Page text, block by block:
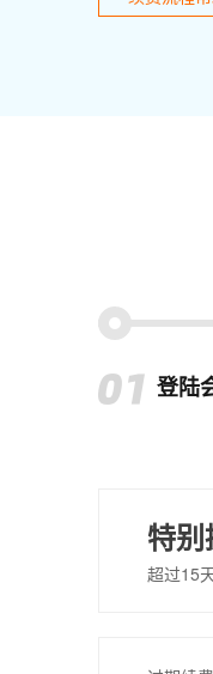
登陆
特
超过15